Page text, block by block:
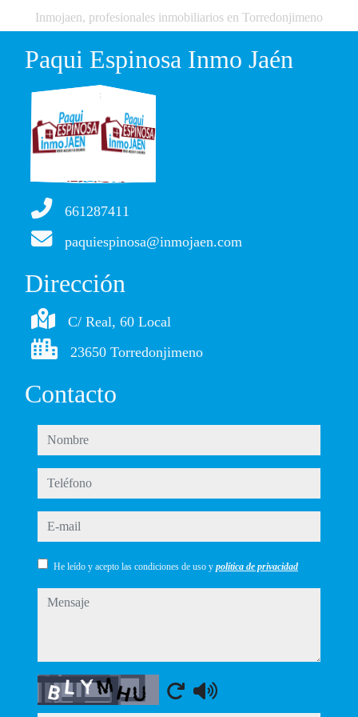
Inmojaen, profesionales inmobiliarios en Torredonjimeno
Paqui Espinosa Inmo Jaén
661287411
paquiespinosa@inmojaen.com
Dirección
C/ Real, 60 Local
23650 Torredonjimeno
Contacto
nombre
teléfono
e-mail
He leído y acepto las condiciones de uso y política de privacidad
mensaje
Captcha